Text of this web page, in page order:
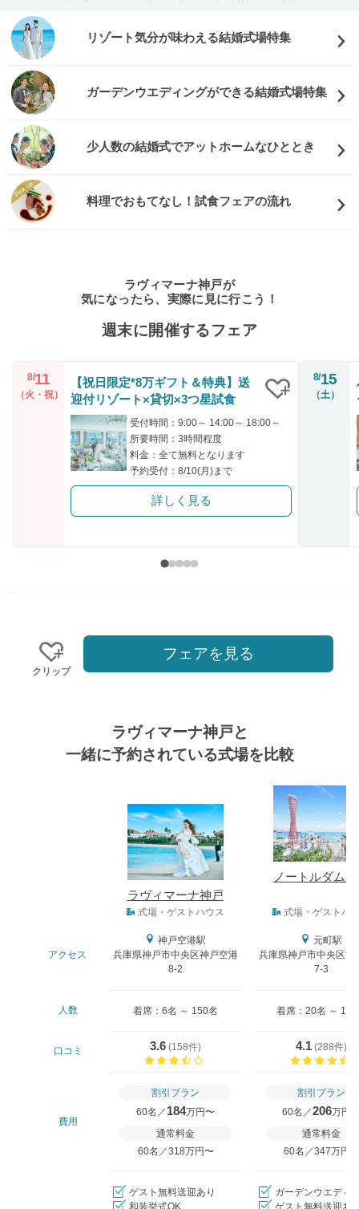
リゾート気分が味わえる結婚式場特集
ガーデンウエディングができる結婚式場特集
少人数の結婚式でアットホームなひととき
料理でおもてなし！試食フェアの流れ
ラヴィマーナ神戸が
気になったら、実際に見に行こう！
週末に開催するフェア
8/11
（火・祝）
【祝日限定*8万ギフト＆特典】送
迎付リゾート×貸切×3つ星試食
受付時間：9:00～ 14:00～ 18:00～
所要時間：3時間程度
料金：全て無料となります
予約受付：8/10(月)まで
詳しく見る
8/15
（土）
クリップ
フェアを見る
ラヴィマーナ神戸と
一緒に予約されている式場を比較
ラヴィマーナ神戸
ノートルダム
式場・ゲストハウス 式場・ゲストハ
アクセス
神戸空港駅
兵庫県神戸市中央区神戸空港
8-2
元町駅
兵庫県神戸市中央区波
7-3
人数 着席：6名 ～ 150名 着席：20名 ～ 180
口コミ 3.6 (158件)
4.1 (288件)
費用
割引プラン
60名／ 184万円〜
通常料金
60名／318万円〜
割引プラン
60名／206万円
通常料金
60名／347万円〜
ゲスト無料送迎あり
和装挙式OK
ガーデンウエディ
ゲスト無料送迎あ